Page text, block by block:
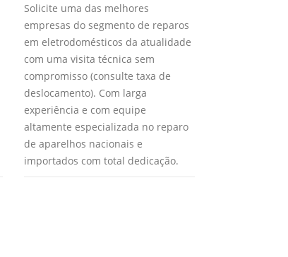
Solicite uma das melhores
empresas do segmento de reparos
em eletrodomésticos da atualidade
com uma visita técnica sem
compromisso (consulte taxa de
deslocamento). Com larga
experiência e com equipe
altamente especializada no reparo
de aparelhos nacionais e
importados com total dedicação.